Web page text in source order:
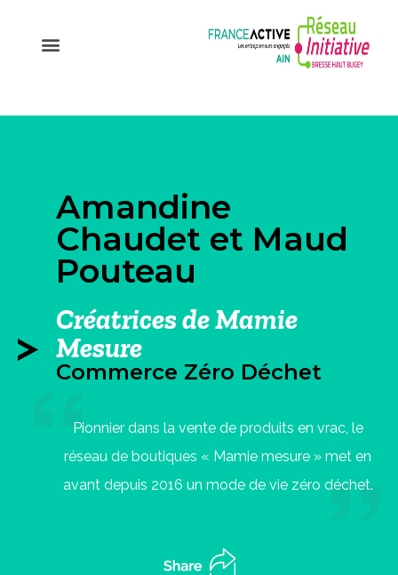
Amandine
Chaudet et Maud
Pouteau
Créatrices de Mamie
Mesure
Commerce Zéro Déchet
Pionnier dans la vente de produits en vrac, le
réseau de boutiques « Mamie mesure » met en
avant depuis 2016 un mode de vie zéro déchet.